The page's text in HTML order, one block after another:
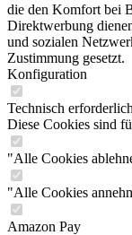
die den Komfort bei
Direktwerbung
und sozialen
Zustimmung gesetzt.
Konfiguration
Technisch erforderlich
Diese Cookies sind
"Alle Cookies
"Alle Cookies
Amazon Pay